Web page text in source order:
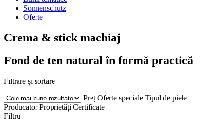
Sonnenschutz
Oferte
Crema & stick machiaj
Fond de ten natural în formă practică
Filtrare și sortare
Preț Oferte speciale Tipul de piele
Producator Proprietăți Certificate
Filtru